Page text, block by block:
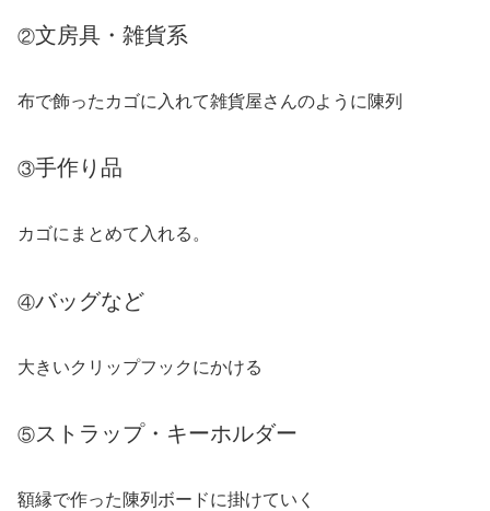
②文房具・雑貨系
布で飾ったカゴに入れて雑貨屋さんのように陳列
③手作り品
カゴにまとめて入れる。
④バッグなど
大きいクリップフックにかける
⑤ストラップ・キーホルダー
額縁で作った陳列ボードに掛けていく